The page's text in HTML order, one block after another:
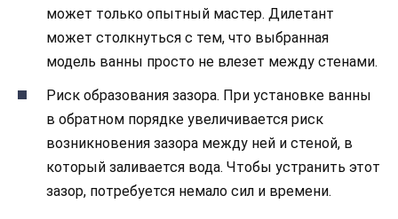
может только опытный мастер. Дилетант
может столкнуться с тем, что выбранная
модель ванны просто не влезет между стенами.
Риск образования зазора. При установке ванны
в обратном порядке увеличивается риск
возникновения зазора между ней и стеной, в
который заливается вода. Чтобы устранить этот
зазор, потребуется немало сил и времени.